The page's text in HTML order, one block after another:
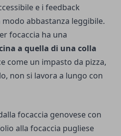
e i feedback
abbastanza leggibile.
focaccia ha una
a quella di una colla
come un impasto da pizza,
non si lavora a lungo con
focaccia genovese con
alla focaccia pugliese